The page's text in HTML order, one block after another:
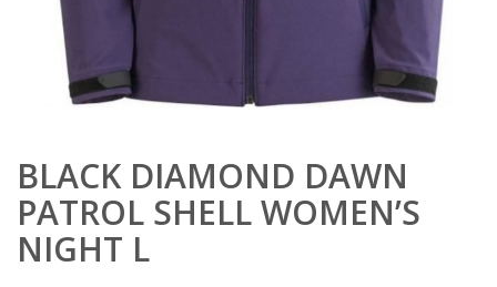
BLACK DIAMOND DAWN
PATROL SHELL WOMEN’S
NIGHT L